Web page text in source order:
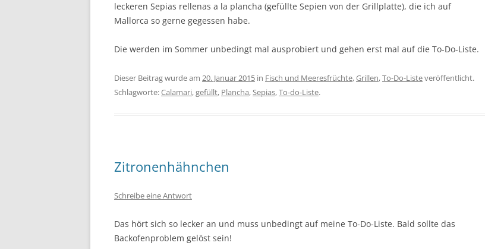
leckeren Sepias rellenas a la plancha (gefüllte Sepien von der Grillplatte), die ich auf
Mallorca so gerne gegessen habe.
Die werden im Sommer unbedingt mal ausprobiert und gehen erst mal auf die To-Do-Liste.
Dieser Beitrag wurde am 20. Januar 2015 in Fisch und Meeresfrüchte,Grillen,To-Do-Listeveröffentlicht.
Schlagworte:Calamari,gefüllt, Plancha,Sepias,To-do-Liste.
Zitronenhähnchen
Schreibe eine Antwort
Das hört sich so lecker an und muss unbedingt auf meine To-Do-Liste. Bald sollte das
Backofenproblem gelöst sein!